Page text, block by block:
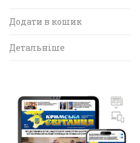
Додати в кошик
Детальніше